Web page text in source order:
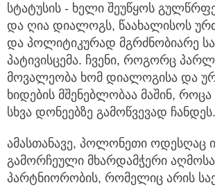
სტატუსის - ხელი შეუწყოს
და ღია დიალოგს, წაახალისოს
და პოლიტიკურად მგრძნობიარე
პატივისცემა. ჩვენი, როგორც
მოვალეობა ხომ დიალოგისა და
ხიდების მშენებლობაა მაშინ, როცა
სხვა დონეებზე გამოწვევად ჩანდეს.
ამასთანავე, პოლონეთი ოდესღაც
გამორჩეული მხარდამჭერი
პარტნიორობის, რომელიც არის